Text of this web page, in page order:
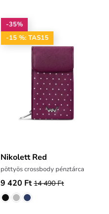
-35%
-15 %: TAS15
Nikolett Red
pöttyös crossbody pénztárca
9 420 Ft 14 490 Ft